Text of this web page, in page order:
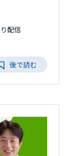
り配信
後で読む